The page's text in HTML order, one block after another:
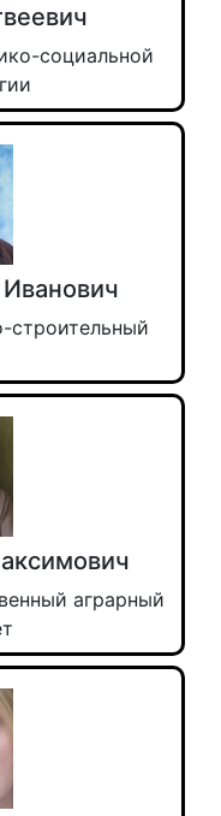
социальной
строительный
аграрный